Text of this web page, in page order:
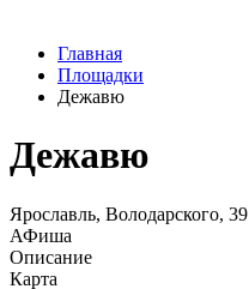
Главная
Площадки
Дежавю
Дежавю
Ярославль, Володарского, 39
АФиша
Описание
Карта